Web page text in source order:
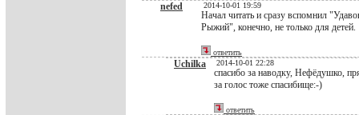
nefed 2014-10-01 19:59
Начал читать и сразу вспомнил
Рыжий", конечно, не только для детей.
ответить
Uchilka 2014-10-01 22:28
спасибо за наводку, Нефёдушко,
за голос тоже спасибище:-)
ответить